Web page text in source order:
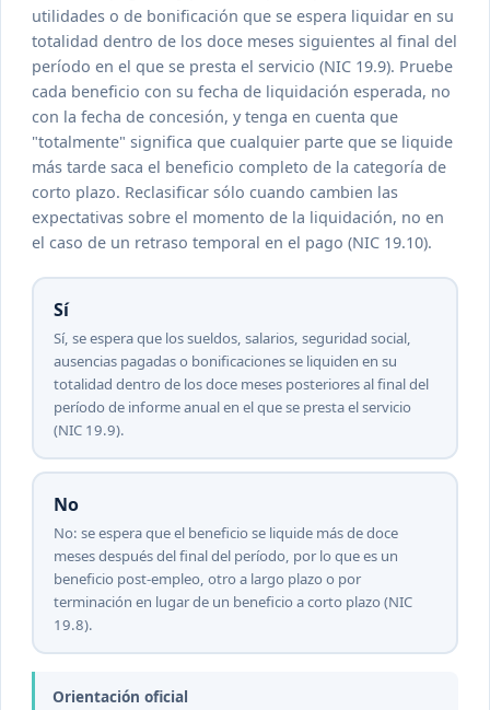
utilidades o de bonificación que se espera liquidar en su
totalidad dentro de los doce meses siguientes al final del
período en el que se presta el servicio (NIC 19.9). Pruebe
cada beneficio con su fecha de liquidación esperada, no
con la fecha de concesión, y tenga en cuenta que
"totalmente" significa que cualquier parte que se liquide
más tarde saca el beneficio completo de la categoría de
corto plazo. Reclasificar sólo cuando cambien las
expectativas sobre el momento de la liquidación, no en
el caso de un retraso temporal en el pago (NIC 19.10).
Sí
Sí, se espera que los sueldos, salarios, seguridad social,
ausencias pagadas o bonificaciones se liquiden en su
totalidad dentro de los doce meses posteriores al final del
período de informe anual en el que se presta el servicio
(NIC 19.9).
No
No: se espera que el beneficio se liquide más de doce
meses después del final del período, por lo que es un
beneficio post-empleo, otro a largo plazo o por
terminación en lugar de un beneficio a corto plazo (NIC
19.8).
Orientación oficial